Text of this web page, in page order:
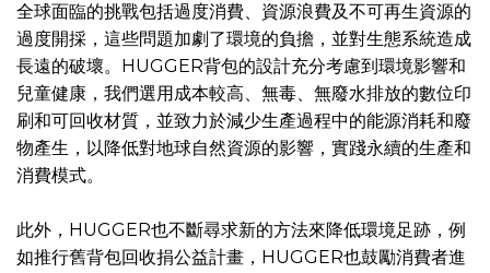
全球面臨的挑戰包括過度消費、資源浪費及不可再生資源的
過度開採，這些問題加劇了環境的負擔，並對生態系統造成
長遠的破壞。HUGGER背包的設計充分考慮到環境影響和
兒童健康，我們選用成本較高、無毒、無廢水排放的數位印
刷和可回收材質，並致力於減少生產過程中的能源消耗和廢
物產生，以降低對地球自然資源的影響，實踐永續的生產和
消費模式。
此外，HUGGER也不斷尋求新的方法來降低環境足跡，例
如推行舊背包回收捐公益計畫，HUGGER也鼓勵消費者進